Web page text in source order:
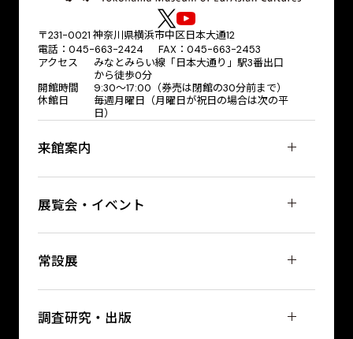
〒231-0021 神奈川県横浜市中区日本大通12
電話：045-663-2424 FAX：045-663-2453
アクセス
みなとみらい線「日本大通り」駅3番出口
から徒歩0分
開館時間
9:30～17:00（券売は閉館の30分前まで）
休館日
毎週月曜日（月曜日が祝日の場合は次の平
日）
来館案内
展覧会・イベント
常設展
調査研究・出版